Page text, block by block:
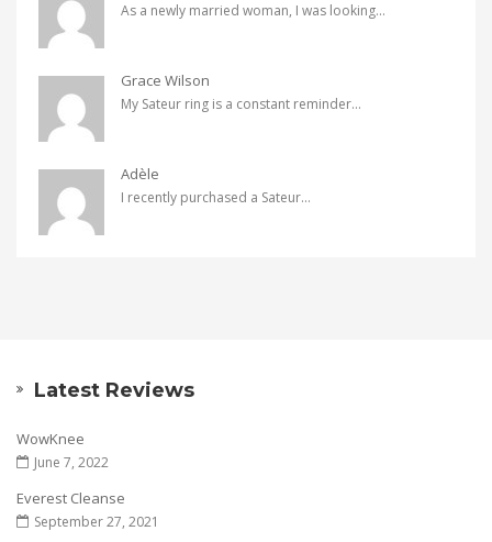
As a newly married woman, I was looking...
Grace Wilson
My Sateur ring is a constant reminder...
Adèle
I recently purchased a Sateur...
Latest Reviews
WowKnee
June 7, 2022
Everest Cleanse
September 27, 2021